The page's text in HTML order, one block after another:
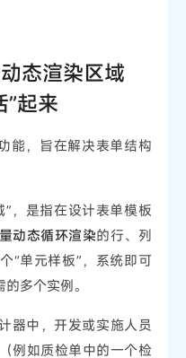
态渲染区域
起来
能，旨在解决表单结构
”，是指在设计表单模板
动态循环渲染的行、列
“单元样板”，系统即可
多个实例。
器中，开发或实施人员
例如质检单中的一个检